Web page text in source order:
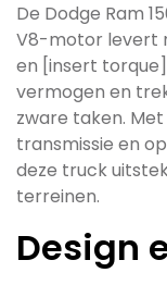
De Dodge Ram
V8-motor levert
en [insert
vermogen en
zware taken.
transmissie en
deze truck
terreinen.
Design